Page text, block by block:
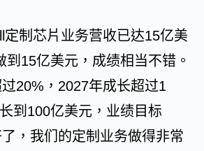
定制芯片业务营收已达15亿美
到15亿美元，成绩相当不错。
20%，2027年成长超过1
到100亿美元，业绩目标
，我们的定制业务做得非常